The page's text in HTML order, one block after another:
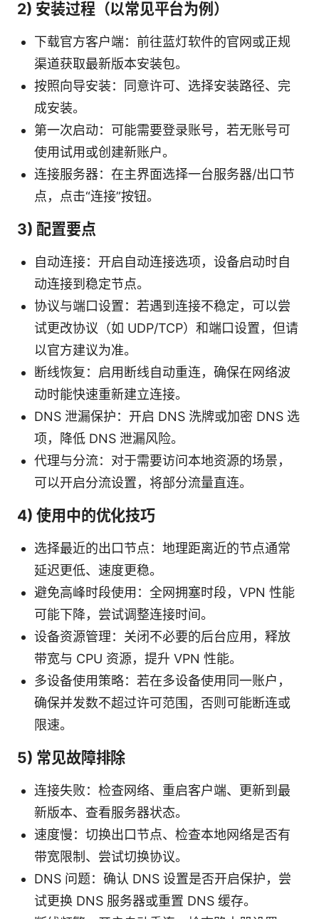
2) 安装过程（以常见平台为例）
下载官方客户端：前往蓝灯软件的官网或正规
渠道获取最新版本安装包。
按照向导安装：同意许可、选择安装路径、完
成安装。
第一次启动：可能需要登录账号，若无账号可
使用试用或创建新账户。
连接服务器：在主界面选择一台服务器/出口节
点，点击“连接”按钮。
3) 配置要点
自动连接：开启自动连接选项，设备启动时自
动连接到稳定节点。
协议与端口设置：若遇到连接不稳定，可以尝
试更改协议（如 UDP/TCP）和端口设置，但请
以官方建议为准。
断线恢复：启用断线自动重连，确保在网络波
动时能快速重新建立连接。
DNS 泄漏保护：开启 DNS 洗牌或加密 DNS 选
项，降低 DNS 泄漏风险。
代理与分流：对于需要访问本地资源的场景，
可以开启分流设置，将部分流量直连。
4) 使用中的优化技巧
选择最近的出口节点：地理距离近的节点通常
延迟更低、速度更稳。
避免高峰时段使用：全网拥塞时段，VPN 性能
可能下降，尝试调整连接时间。
设备资源管理：关闭不必要的后台应用，释放
带宽与 CPU 资源，提升 VPN 性能。
多设备使用策略：若在多设备使用同一账户，
确保并发数不超过许可范围，否则可能断连或
限速。
5) 常见故障排除
连接失败：检查网络、重启客户端、更新到最
新版本、查看服务器状态。
速度慢：切换出口节点、检查本地网络是否有
带宽限制、尝试切换协议。
DNS 问题：确认 DNS 设置是否开启保护，尝
试更换 DNS 服务器或重置 DNS 缓存。